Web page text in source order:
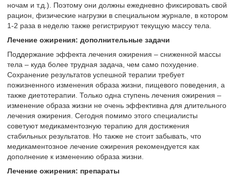
ночам и т.д.). Поэтому они должны ежедневно фиксировать свой
рацион, физические нагрузки в специальном журнале, в котором
1-2 раза в неделю также регистрируют текущую массу тела.
Лечение ожирения: дополнительные задачи
Поддержание эффекта лечения ожирения – сниженной массы
тела – куда более трудная задача, чем само похудение.
Сохранение результатов успешной терапии требует
пожизненного изменения образа жизни, пищевого поведения, а
также диетотерапии. Только одна ступень лечения ожирения –
изменение образа жизни не очень эффективна для длительного
лечения ожирения. Сегодня помимо этого специалисты
советуют медикаментозную терапию для достижения
стабильных результатов. Но также не стоит забывать, что
медикаментозное лечение ожирения рекомендуется как
дополнение к изменению образа жизни.
Лечение ожирения: препараты